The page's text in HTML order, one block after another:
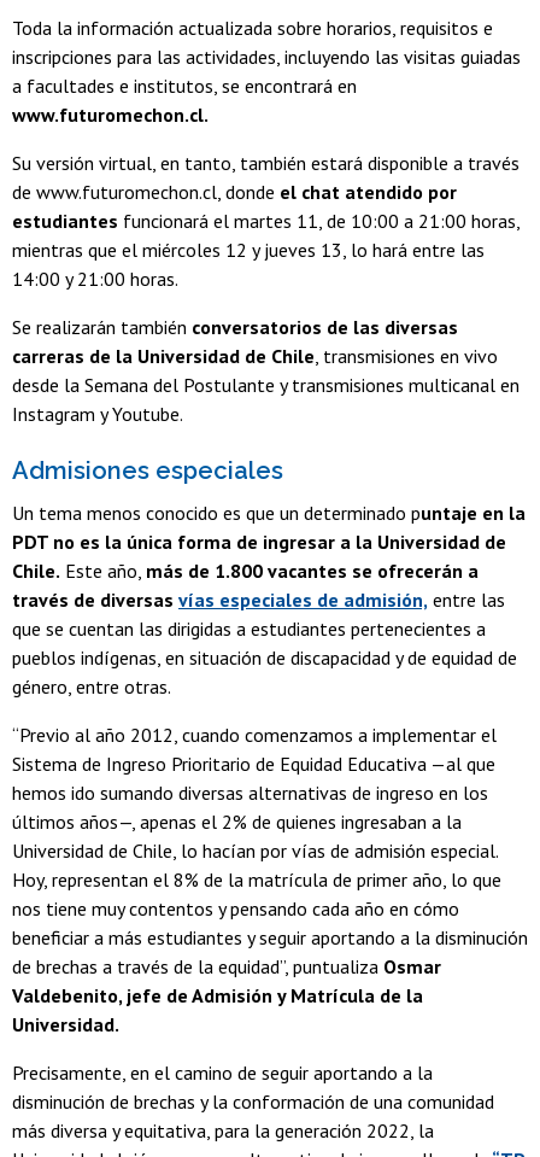
Toda la información actualizada sobre horarios, requisitos e
inscripciones para las actividades, incluyendo las visitas guiadas
a facultades e institutos, se encontrará en
www.futuromechon.cl.
Su versión virtual, en tanto, también estará disponible a través
de www.futuromechon.cl, donde el chat atendido por
estudiantes funcionará el martes 11, de 10:00 a 21:00 horas,
mientras que el miércoles 12 y jueves 13, lo hará entre las
14:00 y 21:00 horas.
Se realizarán también conversatorios de las diversas
carreras de la Universidad de Chile , transmisiones en vivo
desde la Semana del Postulante y transmisiones multicanal en
Instagram y Youtube.
Admisiones especiales
Un tema menos conocido es que un determinado puntaje en la
PDT no es la única forma de ingresar a la Universidad de
Chile. Este año, más de 1.800 vacantes se ofrecerán a
través de diversas vías especiales de admisión, entre las
que se cuentan las dirigidas a estudiantes pertenecientes a
pueblos indígenas, en situación de discapacidad y de equidad de
género, entre otras.
“Previo al año 2012, cuando comenzamos a implementar el
Sistema de Ingreso Prioritario de Equidad Educativa —al que
hemos ido sumando diversas alternativas de ingreso en los
últimos años—, apenas el 2% de quienes ingresaban a la
Universidad de Chile, lo hacían por vías de admisión especial.
Hoy, representan el 8% de la matrícula de primer año, lo que
nos tiene muy contentos y pensando cada año en cómo
beneficiar a más estudiantes y seguir aportando a la disminución
de brechas a través de la equidad”, puntualiza Osmar
Valdebenito, jefe de Admisión y Matrícula de la
Universidad.
Precisamente, en el camino de seguir aportando a la
disminución de brechas y la conformación de una comunidad
más diversa y equitativa, para la generación 2022, la